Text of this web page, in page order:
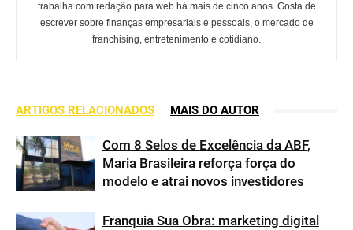
trabalha com redação para web há mais de cinco anos. Gosta de
escrever sobre finanças empresariais e pessoais, o mercado de
franchising, entretenimento e cotidiano.
ARTIGOS RELACIONADOS MAIS DO AUTOR
Com 8 Selos de Excelência da ABF,
Maria Brasileira reforça força do
modelo e atrai novos investidores
Franquia Sua Obra: marketing digital